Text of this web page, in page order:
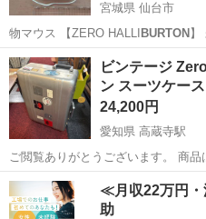
宮城県 仙台市
物マウス 【ZERO HALLI
BURTON 】
宮城 仙台市
ビンテージ
ン スーツケー
24,200円
愛知県 高蔵寺駅
ご閲覧ありがとうございます。 商品
がございます。 ご来店していただ
店の際は「ジモティーを見て来ま
ーカー:Zero Halli...
愛知 春日井市 高蔵寺駅
≪月収22万円・
助